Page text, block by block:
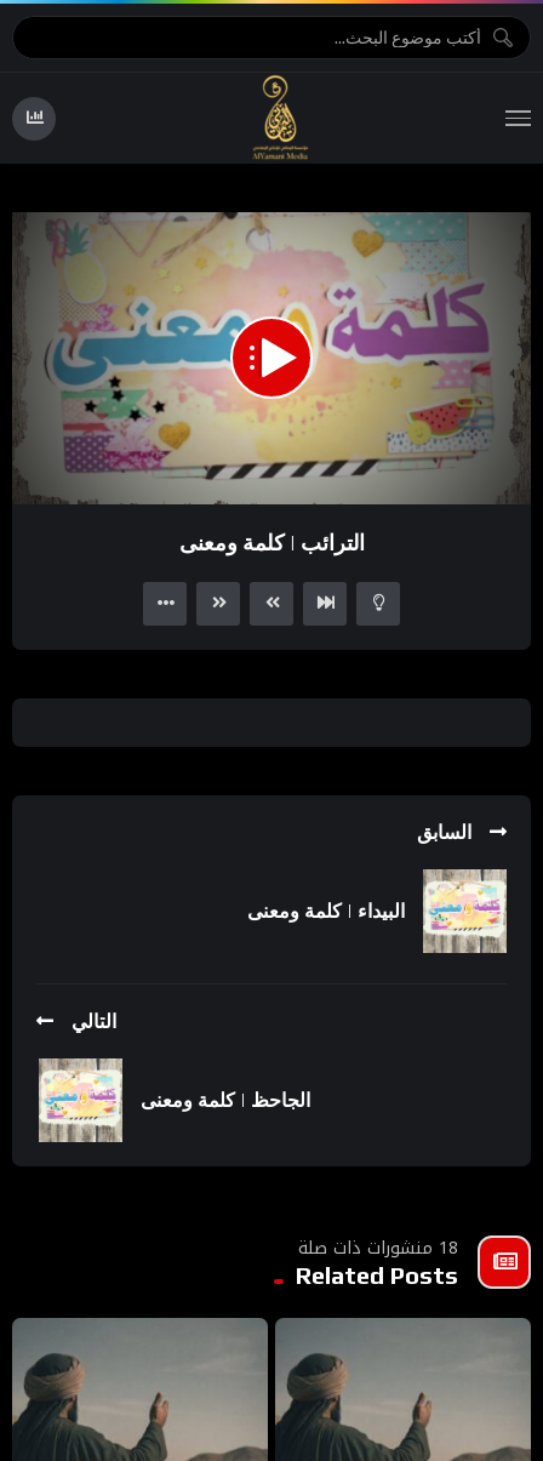
الترائب | كلمة ومعنى
السابق
البيداء | كلمة ومعنى
التالي
الجاحظ | كلمة ومعنى
18 منشورات ذات صلة
Related Posts